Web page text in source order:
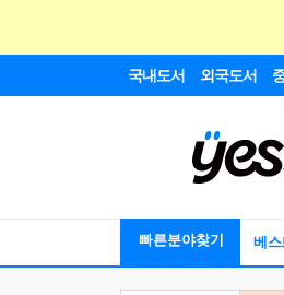
국내도서 외국도서
빠른분야찾기 베스